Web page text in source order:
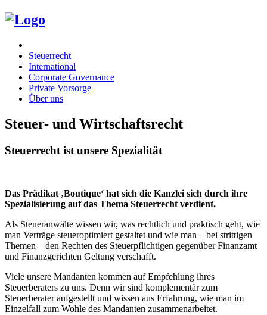
Steuerrecht
International
Corporate Governance
Private Vorsorge
Über uns
Steuer- und Wirtschaftsrecht
Steuerrecht ist unsere Spezialität
Das Prädikat ‚Boutique‘ hat sich die Kanzlei sich durch ihre
Spezialisierung auf das Thema Steuerrecht verdient.
Als Steueranwälte wissen wir, was rechtlich und praktisch geht, wie
man Verträge steueroptimiert gestaltet und wie man – bei strittigen
Themen – den Rechten des Steuerpflichtigen gegenüber Finanzamt
und Finanzgerichten Geltung verschafft.
Viele unsere Mandanten kommen auf Empfehlung ihres
Steuerberaters zu uns. Denn wir sind komplementär zum
Steuerberater aufgestellt und wissen aus Erfahrung, wie man im
Einzelfall zum Wohle des Mandanten zusammenarbeitet.